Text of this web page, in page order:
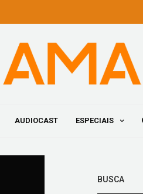
AUDIOCAST ESPECIAIS
BUSCA